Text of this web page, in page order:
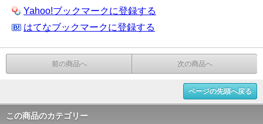
Yahoo!ブックマークに登録する
はてなブックマークに登録する
前の商品へ 次の商品へ
ページの先頭へ戻る
この商品のカテゴリー